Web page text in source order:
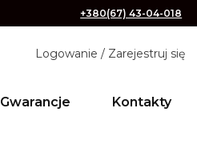
+380(67) 43-04-018
Logowanie / Zarejestruj się
Gwarancje Kontakty